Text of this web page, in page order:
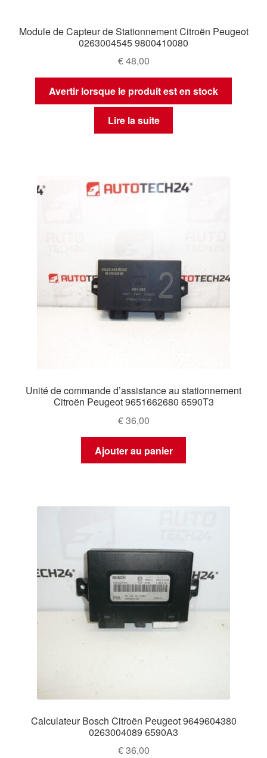
Module de Capteur de Stationnement Citroën Peugeot
0263004545 9800410080
€48,00
Avertir lorsque le produit est en stock
Lire la suite
Unité de commande d’assistance au stationnement
Citroën Peugeot 9651662680 6590T3
€36,00
Ajouter au panier
Calculateur Bosch Citroën Peugeot 9649604380
0263004089 6590A3
€36,00